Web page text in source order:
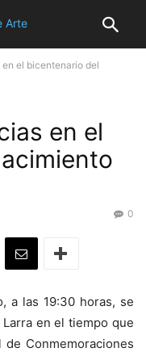
el bicentenario del
en el
0
a las 19:30 horas, se
en el tiempo que
de Conmemoraciones